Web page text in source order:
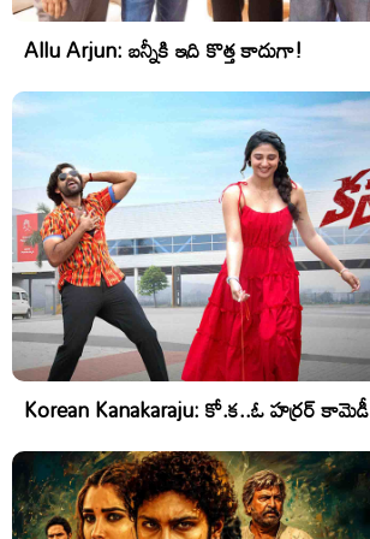
Allu Arjun: బన్నీకి ఇది కొత్త కాదుగా!
Korean Kanakaraju: కో.క..ఓ హర్రర్ కామెడీ